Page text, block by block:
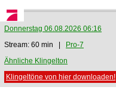
Donnerstag 06.08.2026 06:16
Stream: 60 min |
Pro-7
Ähnliche Klingelton
Klingeltöne von hier downloaden!